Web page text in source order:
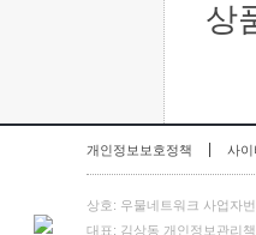
상
개인정보보호정책 사이
상호: 우물네트워크 사업자
대표: 김상동 개인정보관리